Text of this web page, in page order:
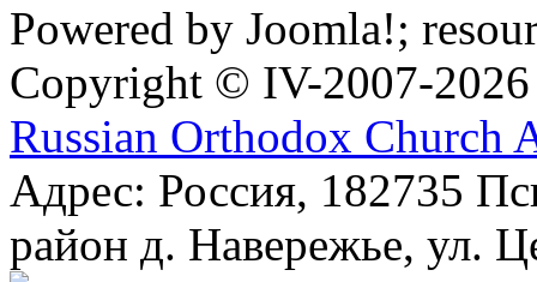
Powered by Joomla!;
Copyright © IV-2007-2026
Russian Orthodox Church
Адрес: Россия, 182735
район д. Навережье, ул.